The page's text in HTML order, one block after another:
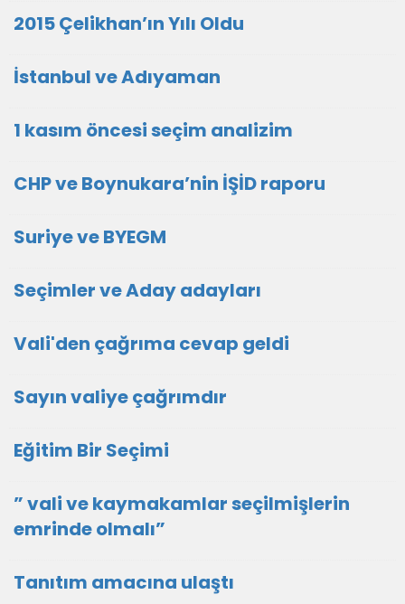
2015 Çelikhan’ın Yılı Oldu
İstanbul ve Adıyaman
1 kasım öncesi seçim analizim
CHP ve Boynukara’nin İŞİD raporu
Suriye ve BYEGM
Seçimler ve Aday adayları
Vali'den çağrıma cevap geldi
Sayın valiye çağrımdır
Eğitim Bir Seçimi
” vali ve kaymakamlar seçilmişlerin
emrinde olmalı”
Tanıtım amacına ulaştı